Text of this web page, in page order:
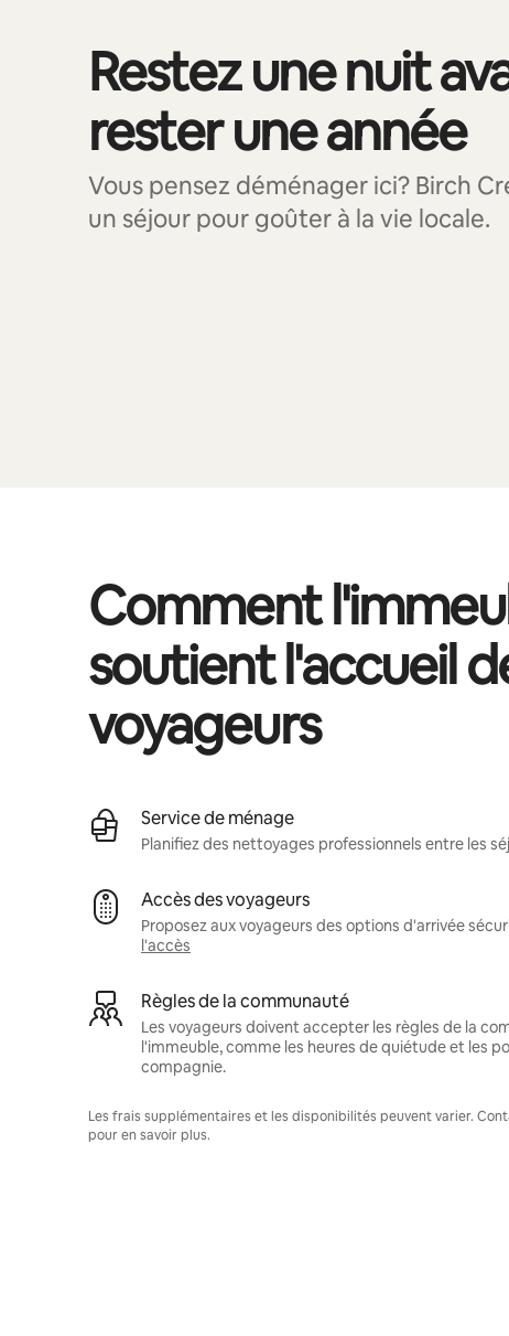
Restez une nuit
rester une année
Vous pensez déménager ici? Birch
un séjour pour goûter à la vie locale.
Comment
soutient l'accueil
voyageurs
Service de ménage
Planifiez des nettoyages professionnels entre les
Accès des voyageurs
Proposez aux voyageurs des options d'arrivée
l'accès
Règles de la communauté
Les voyageurs doivent accepter les règles de la
l'immeuble, comme les heures de quiétude et les
compagnie.
Les frais supplémentaires et les disponibilités peuvent varier.
pour en savoir plus.